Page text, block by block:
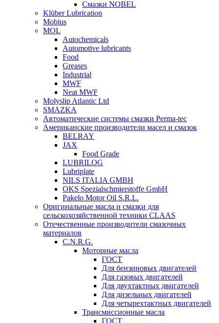
Смазки NOBEL
Klüber Lubrication
Mobius
MOL
Autochemicals
Automotive lubricants
Food
Greases
Industrial
MWF
Neat MWF
Molyslip Atlantic Ltd
SMAZKA
Автоматические системы смазки Perma-tec
Американские производители масел и смазок
BELRAY
JAX
Food Grade
LUBRILOG
Lubriplate
NILS ITALIA GMBH
OKS Spezialschmierstoffe GmbH
Pakelo Motor Oil S.R.L.
Оригинальные масла и смазки для
сельскохозяйственной техники CLAAS
Отечественные производители смазочных
материалов
C.N.R.G.
Моторные масла
ГОСТ
Для бензиновых двигателей
Для газовых двигателей
Для двухтактных двигателей
Для дизельных двигателей
Для четырехтактных двигателей
Трансмиссионные масла
ГОСТ